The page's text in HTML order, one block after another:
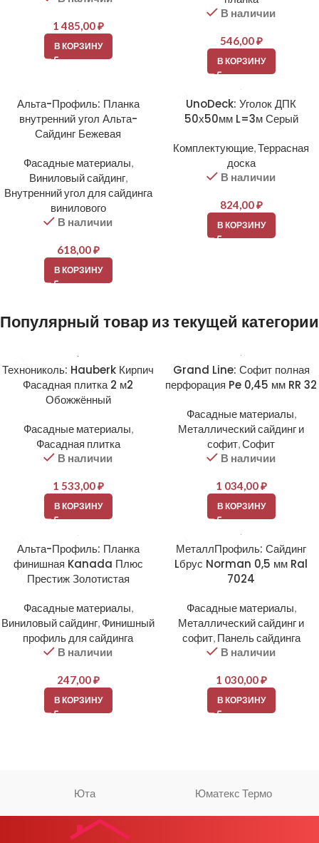
1 485,00₽
В КОРЗИНУ
В наличии
546,00₽
В КОРЗИНУ
Альта-Профиль: Планка
внутренний угол Альта-
Сайдинг Бежевая
Фасадные материалы,
Виниловый сайдинг,
Внутренний угол для сайдинга
винилового
В наличии
618,00₽
В КОРЗИНУ
UnoDeck: Уголок ДПК
50х50мм L=3м Серый
Комплектующие,Террасная
доска
В наличии
824,00₽
В КОРЗИНУ
Популярный товар из текущей категории
Технониколь: Hauberk Кирпич
Фасадная плитка 2 м2
Обожжённый
Фасадные материалы,
Фасадная плитка
В наличии
1 533,00₽
В КОРЗИНУ
Grand Line: Софит полная
перфорация Pe 0,45 мм RR 32
Фасадные материалы,
Металлический сайдинг и
софит,Софит
В наличии
1 034,00₽
В КОРЗИНУ
Альта-Профиль: Планка
финишная Kanada Плюс
Престиж Золотистая
Фасадные материалы,
Виниловый сайдинг, Финишный
профиль для сайдинга
В наличии
247,00₽
В КОРЗИНУ
МеталлПрофиль: Сайдинг
Lбрус Norman 0,5 мм Ral
7024
Фасадные материалы,
Металлический сайдинг и
софит, Панель сайдинга
В наличии
1 030,00₽
В КОРЗИНУ
Юта Юматекс Термо